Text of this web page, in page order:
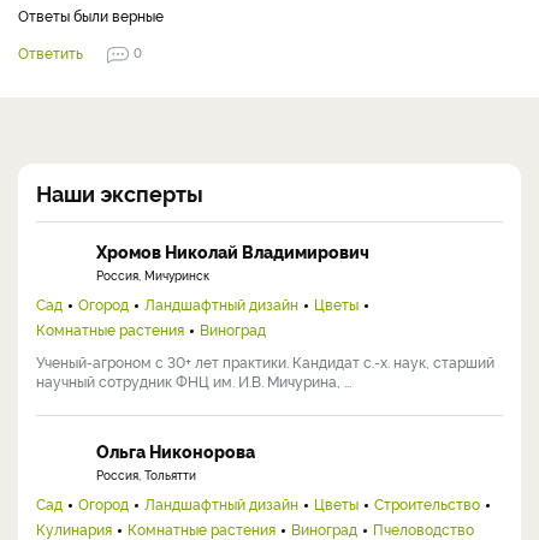
Ответы были верные
Ответить
0
Наши эксперты
Хромов Николай Владимирович
Россия, Мичуринск
Сад Огород Ландшафтный дизайн
Цветы
Комнатные растения
Виноград
Ученый-агроном с 30+ лет практики. Кандидат с.-х. наук, старший
научный сотрудник ФНЦ им. И.В. Мичурина, ...
Ольга Никонорова
Россия, Тольятти
Сад Огород Ландшафтный дизайн Цветы
Строительство
Кулинария
Комнатные растения Виноград
Пчеловодство